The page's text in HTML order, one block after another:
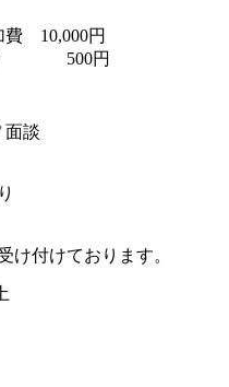
費 10,000円
費 500円
面談
け付けております。